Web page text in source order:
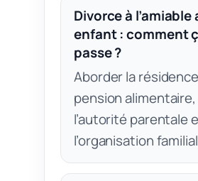
Divorce à l’amiable
enfant : comment
passe ?
Aborder la
pension alimentaire,
l’autorité parentale
l’organisation